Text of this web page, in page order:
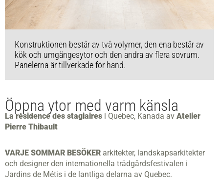
Konstruktionen består av två volymer, den ena består av
kök och umgängesytor och den andra av flera sovrum.
Panelerna är tillverkade för hand.
Öppna ytor med varm känsla
La résidence des stagiaires i Quebec, Kanada av Atelier
Pierre Thibault
VARJE SOMMAR BESÖKER arkitekter, landskapsarkitekter
och designer den internationella trädgårdsfestivalen i
Jardins de Métis i de lantliga delarna av Quebec.